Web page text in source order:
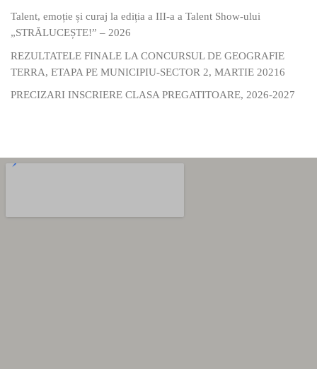
Talent, emoție și curaj la ediția a III-a a Talent Show-ului
„STRĂLUCEȘTE!” – 2026
REZULTATELE FINALE LA CONCURSUL DE GEOGRAFIE
TERRA, ETAPA PE MUNICIPIU-SECTOR 2, MARTIE 20216
PRECIZARI INSCRIERE CLASA PREGATITOARE, 2026-2027